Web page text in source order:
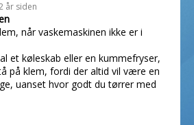
år siden
når vaskemaskinen ikke er i
et køleskab eller en kummefryser,
på klem, fordi der altid vil være en
uanset hvor godt du tørrer med